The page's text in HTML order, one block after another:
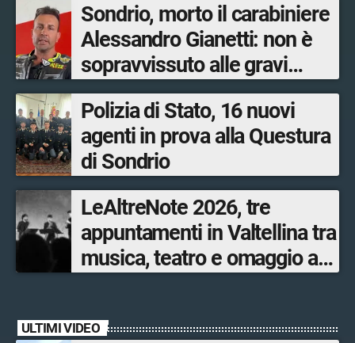
Sondrio, morto il carabiniere
Alessandro Gianetti: non è
sopravvissuto alle gravi
ustioni
Polizia di Stato, 16 nuovi
agenti in prova alla Questura
di Sondrio
LeAltreNote 2026, tre
appuntamenti in Valtellina tra
musica, teatro e omaggio a
ULTIMI VIDEO